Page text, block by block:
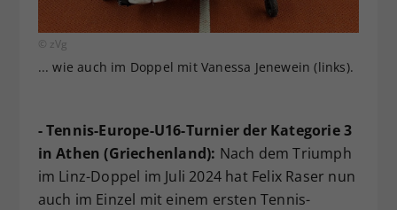
© zVg
... wie auch im Doppel mit Vanessa Jenewein (links).
- Tennis-Europe-U16-Turnier der Kategorie 3
in Athen (Griechenland): Nach dem Triumph
im Linz-Doppel im Juli 2024 hat Felix Raser nun
auch im Einzel mit einem ersten Tennis-